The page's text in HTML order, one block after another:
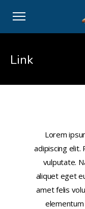
Link
Lorem
adipiscing elit.
vulputate.
aliquet eget
amet felis